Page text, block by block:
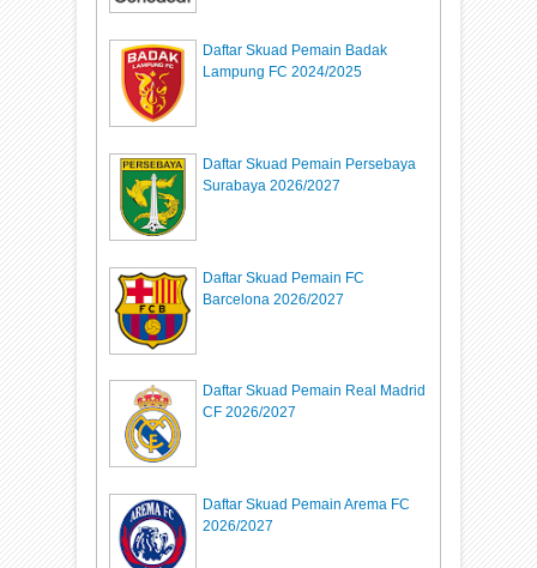
Daftar Skuad Pemain Badak
Lampung FC 2024/2025
Daftar Skuad Pemain Persebaya
Surabaya 2026/2027
Daftar Skuad Pemain FC
Barcelona 2026/2027
Daftar Skuad Pemain Real Madrid
CF 2026/2027
Daftar Skuad Pemain Arema FC
2026/2027